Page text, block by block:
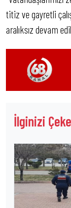
titiz ve gayretli
aralıksız devam
İlginizi